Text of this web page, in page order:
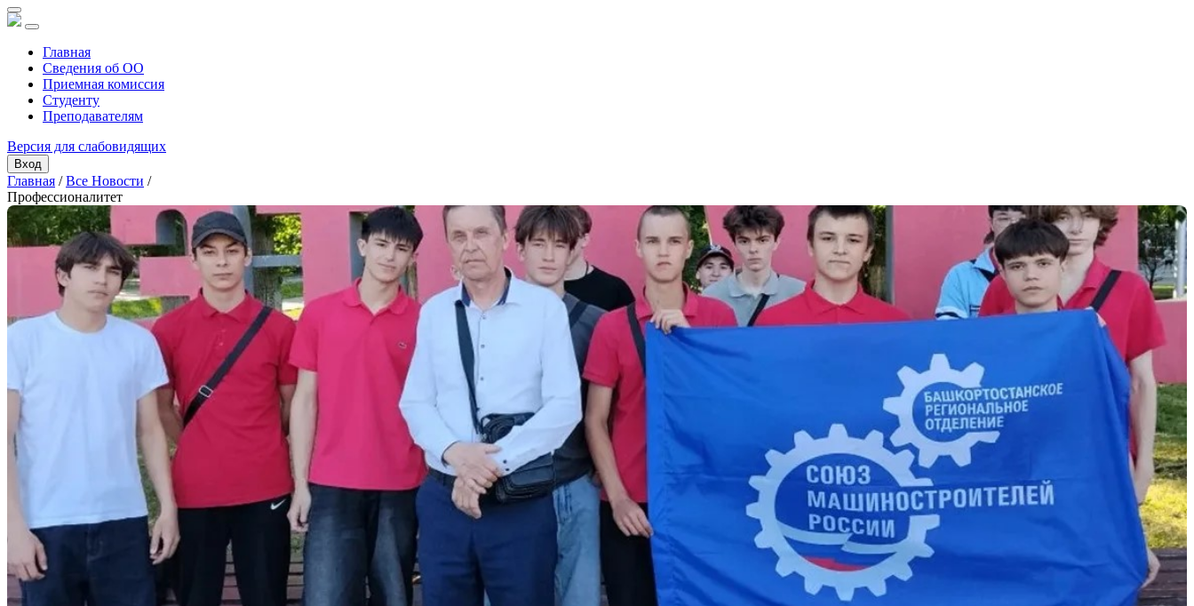
Главная
Сведения об ОО
Приемная комиссия
Студенту
Преподавателям
Версия для слабовидящих
Вход
Главная /Все Новости /
Профессионалитет